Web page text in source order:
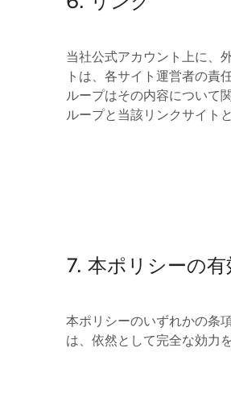
当社公式アカウント上に、
トは、各サイト運営者の責
ループはその内容について
ループと当該リンクサイト
7. 本ポリシーの有
本ポリシーのいずれかの条
は、依然として完全な効力